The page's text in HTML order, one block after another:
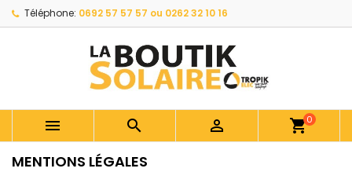
Téléphone: 0692 57 57 57 ou 0262 32 10 16
   shopping_cart0
MENTIONS LÉGALES